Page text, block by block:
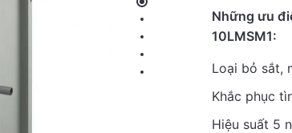
Những ưu
10LMSM1:
Loại bỏ sắt,
Khắc phục
Hiệu suất 5